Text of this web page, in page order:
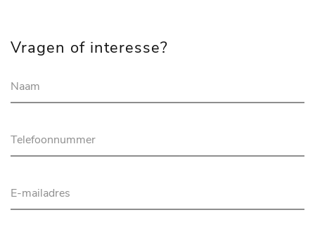
Vragen of interesse?